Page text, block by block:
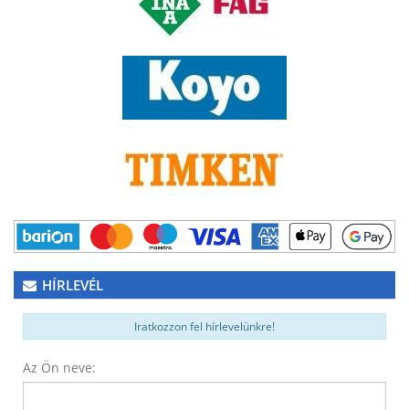
HÍRLEVÉL
Iratkozzon fel hírlevelünkre!
Az Ön neve: